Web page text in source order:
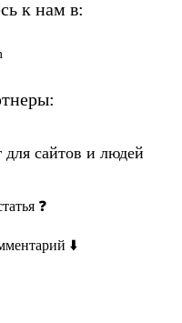
к нам в:
сайтов и людей
❓
⬇️